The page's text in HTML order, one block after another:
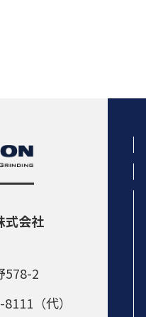
式会社
578-2
（代）